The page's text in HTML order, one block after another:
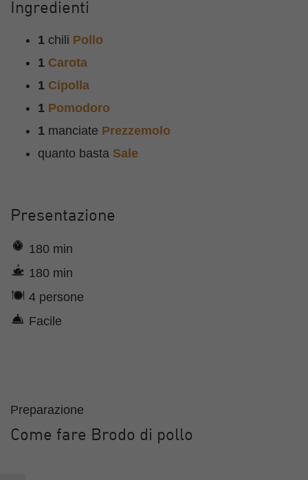
Ingredienti
1 chili Pollo
1 Carota
1 Cipolla
1 Pomodoro
1 manciate Prezzemolo
quanto basta Sale
Presentazione
180 min
180 min
4 persone
Facile
Preparazione
Come fare Brodo di pollo